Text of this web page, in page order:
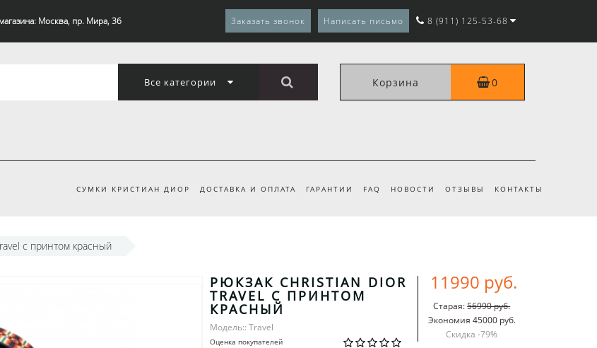
Москва, пр. Мира, 36 Заказать звонок Написать письмо 8 (911) 125-53-68
Все категории Корзина 0
СУМКИ КРИСТИАН ДИОР ДОСТАВКА И ОПЛАТА ГАРАНТИИ FAQ НОВОСТИ ОТЗЫВЫ КОНТАКТЫ
с принтом красный
РЮКЗАК CHRISTIAN DIOR
TRAVEL С ПРИНТОМ
КРАСНЫЙ
Модель:: Travel
Оценка покупателей
11990 руб.
Старая:56990 руб.
Экономия 45000 руб.
Скидка -79%